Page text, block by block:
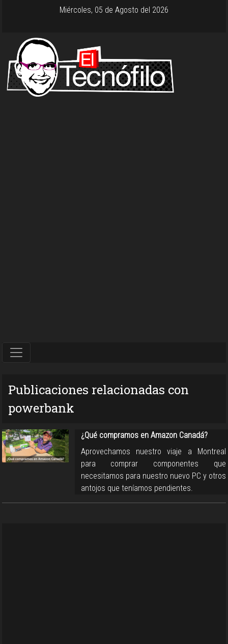
Miércoles, 05 de Agosto del 2026
Publicaciones relacionadas con
powerbank
¿Qué compramos en Amazon Canadá?
Aprovechamos nuestro viaje a Montreal
para comprar componentes que
necesitamos para nuestro nuevo PC y otros
antojos que teníamos pendientes.